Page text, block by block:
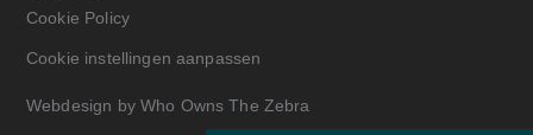
Cookie Policy
Cookie instellingen aanpassen
Webdesign by Who Owns The Zebra